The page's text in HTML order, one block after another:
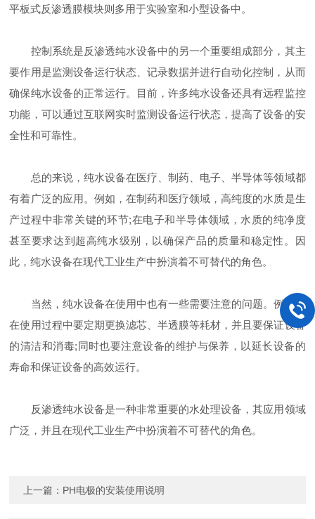
平板式反渗透膜模块则多用于实验室和小型设备中。
控制系统是反渗透纯水设备中的另一个重要组成部分，其主
要作用是监测设备运行状态、记录数据并进行自动化控制，从而
确保纯水设备的正常运行。目前，许多纯水设备还具有远程监控
功能，可以通过互联网实时监测设备运行状态，提高了设备的安
全性和可靠性。
总的来说，纯水设备在医疗、制药、电子、半导体等领域都
有着广泛的应用。例如，在制药和医疗领域，高纯度的水质是生
产过程中非常关键的环节;在电子和半导体领域，水质的纯净度
甚至要求达到超高纯水级别，以确保产品的质量和稳定性。因
此，纯水设备在现代工业生产中扮演着不可替代的角色。
当然，纯水设备在使用中也有一些需要注意的问题。例如，
在使用过程中要定期更换滤芯、半透膜等耗材，并且要保证设备
的清洁和消毒;同时也要注意设备的维护与保养，以延长设备的
寿命和保证设备的高效运行。
反渗透纯水设备是一种非常重要的水处理设备，其应用领域
广泛，并且在现代工业生产中扮演着不可替代的角色。
上一篇： PH电极的安装使用说明